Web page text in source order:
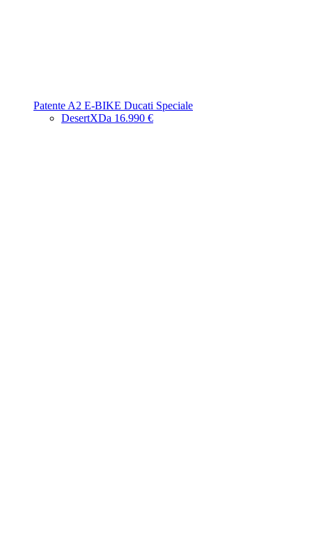
Patente A2 E-BIKE Ducati Speciale
DesertXDa 16.990 €